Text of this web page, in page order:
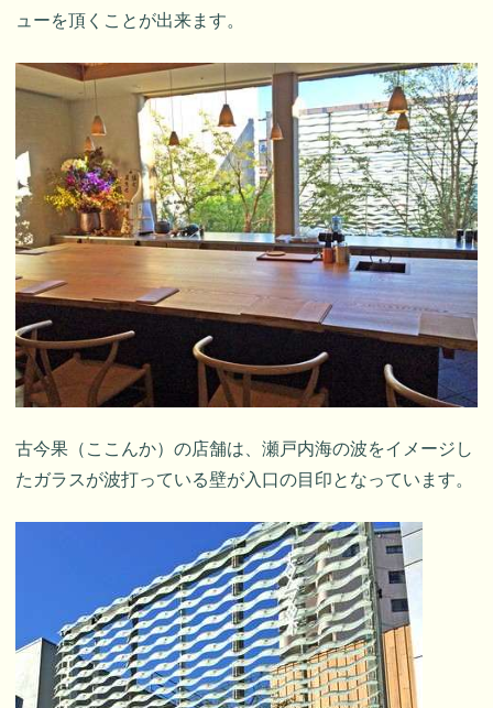
ューを頂くことが出来ます。
古今果（ここんか）の店舗は、瀬戸内海の波をイメージし
たガラスが波打っている壁が入口の目印となっています。